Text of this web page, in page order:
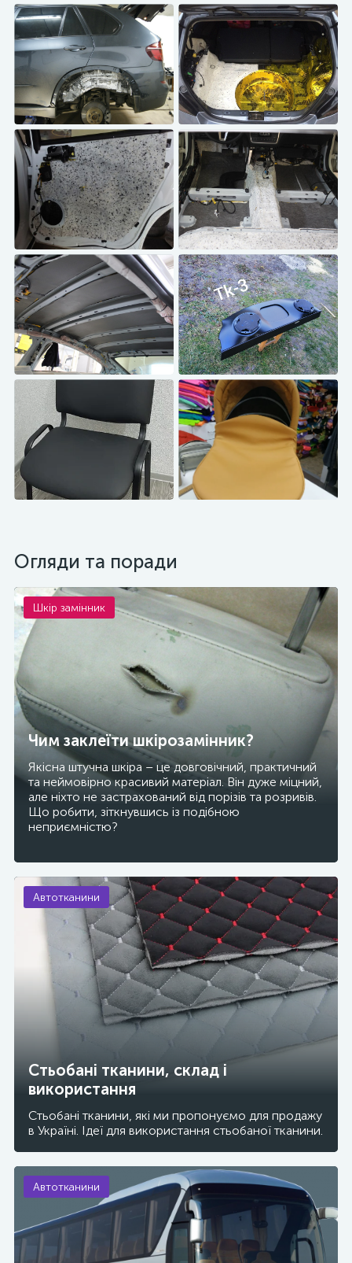
Шумка арок авто
Обезшумка автомобільних
арок
Шумоізоляція багажника
Шари вібро і шумоізоляції
багажника
Шумоізоляція дверок
Шумоізоляція дверок
автомобіля Бібітоном
Шумка дна авто
Вібро-шумоізоляція дна
автомобіля
Шумка стелі авто
Вібро, шумоізоляція стелі
Каучуковий термовініл
Перетяжка акустичної полки
Перетяжка мебелі замінником
Огляди та поради
Чим заклеїти шкірозамінник?
Якісна штучна шкіра – це довговічний, практичний
та неймовірно красивий матеріал. Він дуже міцний,
але ніхто не застрахований від порізів та розривів.
Що робити, зіткнувшись із подібною
неприємністю?
Шкір замінник
Стьобані тканини, склад і
використання
Стьобані тканини, які ми пропонуємо для продажу
в Україні. Ідеї для використання стьобаної тканини.
Автотканини
Автотканини